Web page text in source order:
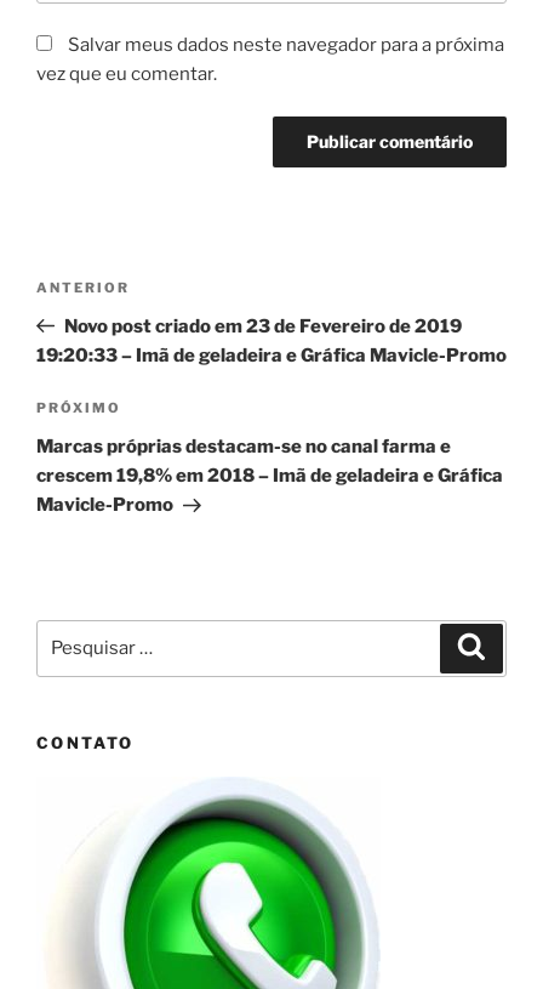
Salvar meus dados neste navegador para a próxima
vez que eu comentar.
Post
Post
anterior
ANTERIOR
Novo post criado em 23 de Fevereiro de 2019
19:20:33 – Imã de geladeira e Gráfica Mavicle-Promo
Próximo
post
PRÓXIMO
Marcas próprias destacam-se no canal farma e
crescem 19,8% em 2018 – Imã de geladeira e Gráfica
Mavicle-Promo
por:
CONTATO